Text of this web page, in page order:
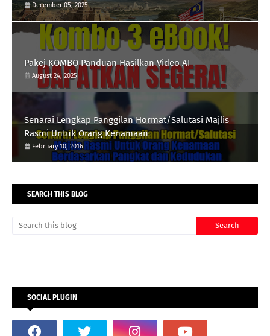
December 05, 2025
Pakej KOMBO Panduan Hasilkan Video AI
August 24, 2025
Senarai Lengkap Panggilan Hormat/Salutasi Majlis
Rasmi Untuk Orang Kenamaan
February 10, 2016
SEARCH THIS BLOG
SOCIAL PLUGIN